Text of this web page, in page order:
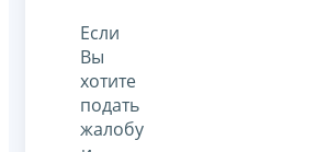
Если
Вы
хотите
подать
жалобу